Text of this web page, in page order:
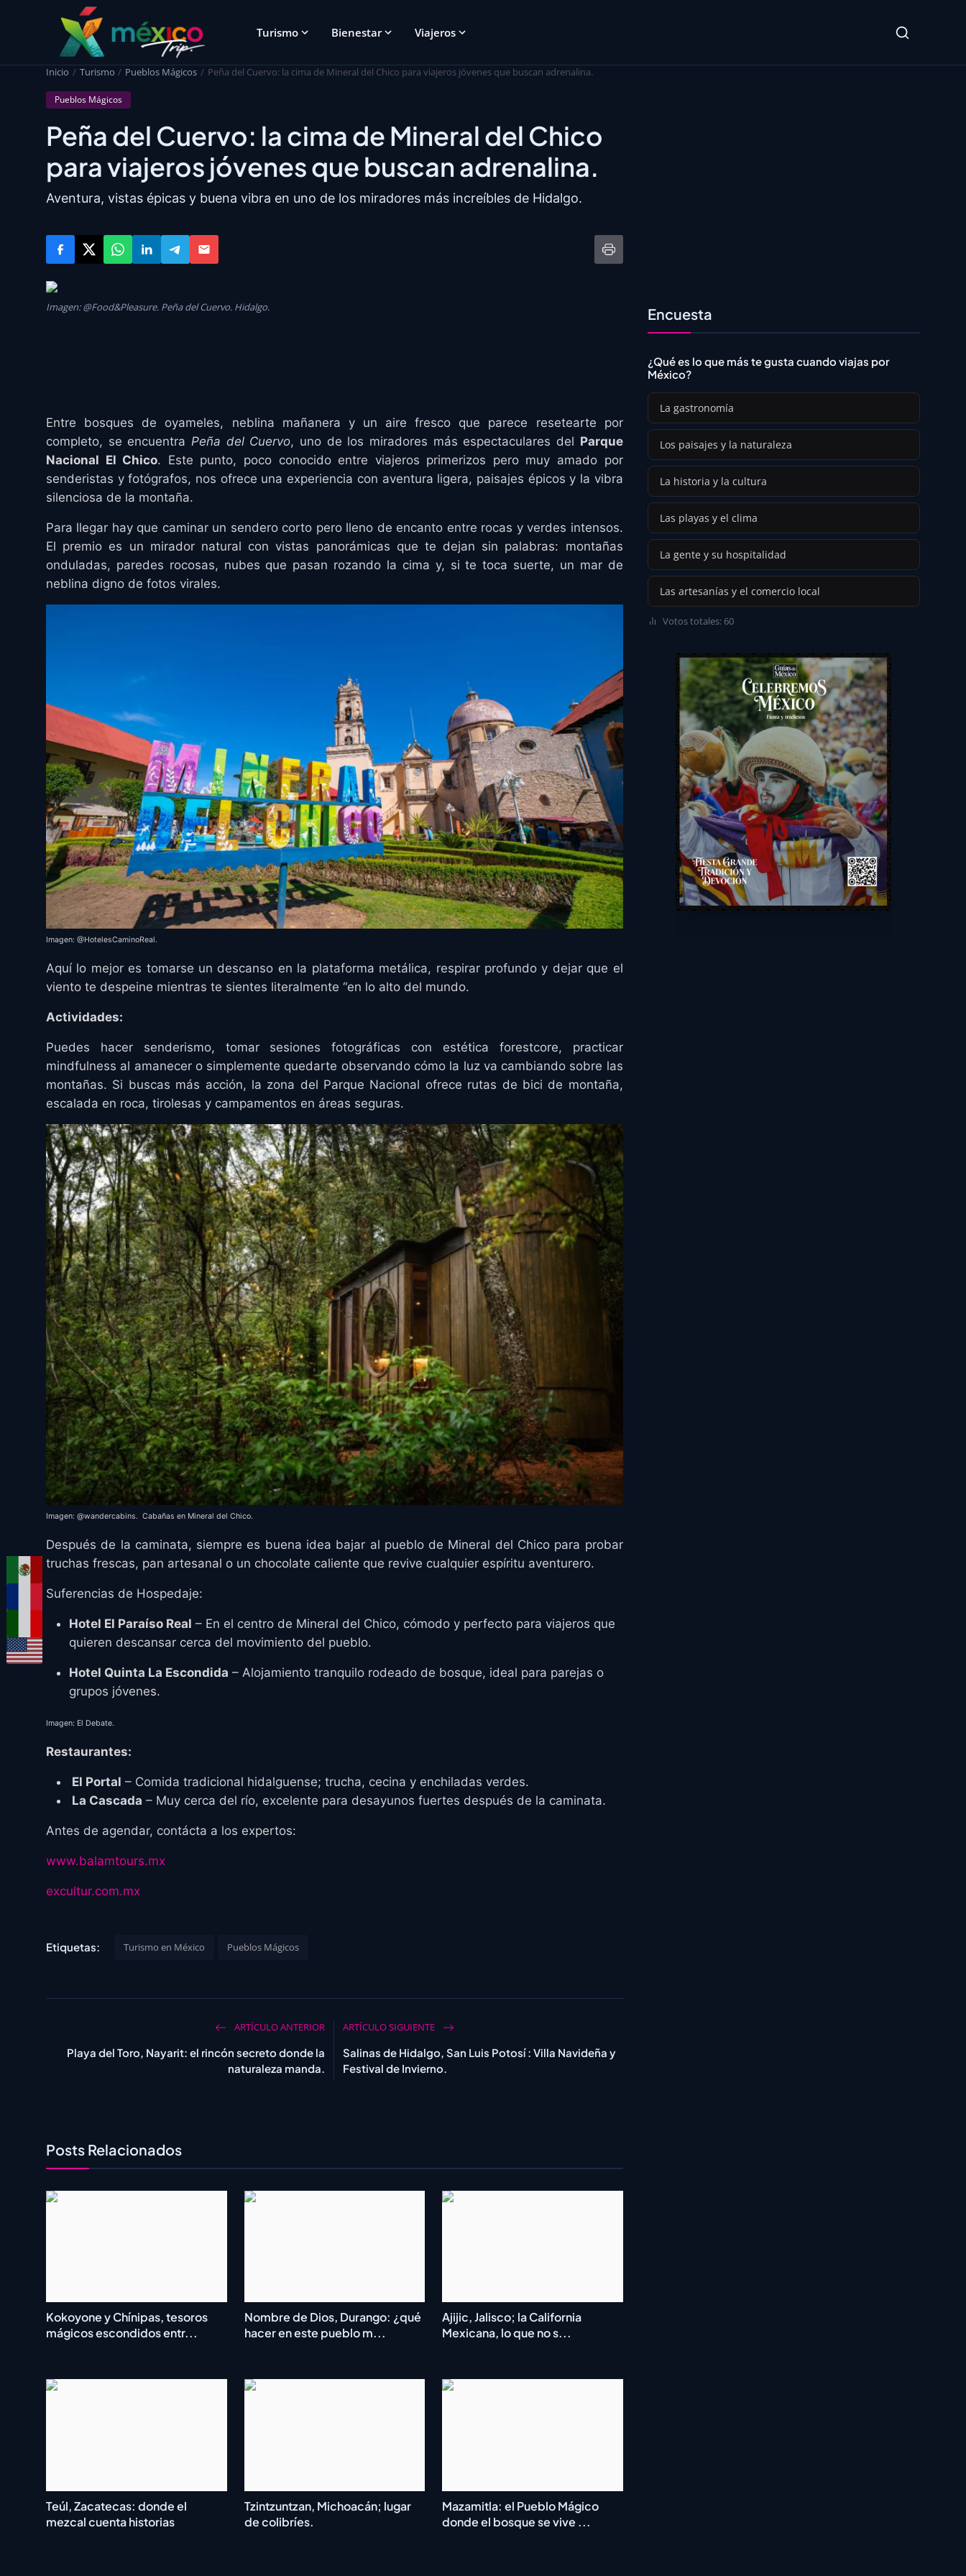
Turismo Bienestar Viajeros
Inicio Turismo Pueblos Mágicos Peña del Cuervo: la cima de Mineral del Chico para viajeros jóvenes que buscan adrenalina.
Pueblos Mágicos
Peña del Cuervo: la cima de Mineral del Chico
para viajeros jóvenes que buscan adrenalina.
Aventura, vistas épicas y buena vibra en uno de los miradores más increíbles de Hidalgo.
Imagen: @Food&Pleasure. Peña del Cuervo. Hidalgo.
Entre bosques de oyameles, neblina mañanera y un aire fresco que parece resetearte por
completo, se encuentra Peña del Cuervo, uno de los miradores más espectaculares del Parque
Nacional El Chico. Este punto, poco conocido entre viajeros primerizos pero muy amado por
senderistas y fotógrafos, nos ofrece una experiencia con aventura ligera, paisajes épicos y la vibra
silenciosa de la montaña.
Para llegar hay que caminar un sendero corto pero lleno de encanto entre rocas y verdes intensos.
El premio es un mirador natural con vistas panorámicas que te dejan sin palabras: montañas
onduladas, paredes rocosas, nubes que pasan rozando la cima y, si te toca suerte, un mar de
neblina digno de fotos virales.
Imagen: @HotelesCaminoReal.
Aquí lo mejor es tomarse un descanso en la plataforma metálica, respirar profundo y dejar que el
viento te despeine mientras te sientes literalmente “en lo alto del mundo.
Actividades:
Puedes hacer senderismo, tomar sesiones fotográficas con estética forestcore, practicar
mindfulness al amanecer o simplemente quedarte observando cómo la luz va cambiando sobre las
montañas. Si buscas más acción, la zona del Parque Nacional ofrece rutas de bici de montaña,
escalada en roca, tirolesas y campamentos en áreas seguras.
Imagen: @wandercabins. Cabañas en Mineral del Chico.
Después de la caminata, siempre es buena idea bajar al pueblo de Mineral del Chico para probar
truchas frescas, pan artesanal o un chocolate caliente que revive cualquier espíritu aventurero.
Suferencias de Hospedaje:
Hotel El Paraíso Real – En el centro de Mineral del Chico, cómodo y perfecto para viajeros que
quieren descansar cerca del movimiento del pueblo.
Hotel Quinta La Escondida – Alojamiento tranquilo rodeado de bosque, ideal para parejas o
grupos jóvenes.
Imagen: El Debate.
Restaurantes:
El Portal – Comida tradicional hidalguense; trucha, cecina y enchiladas verdes.
La Cascada – Muy cerca del río, excelente para desayunos fuertes después de la caminata.
Antes de agendar, contácta a los expertos:
www.balamtours.mx
excultur.com.mx
Etiquetas: Turismo en México Pueblos Mágicos
ARTÍCULO ANTERIOR
Playa del Toro, Nayarit: el rincón secreto donde la
naturaleza manda.
ARTÍCULO SIGUIENTE
Salinas de Hidalgo, San Luis Potosí : Villa Navideña y
Festival de Invierno.
Posts Relacionados
Kokoyone y Chínipas, tesoros
mágicos escondidos entr...
Nombre de Dios, Durango: ¿qué
hacer en este pueblo m...
Ajijic, Jalisco; la California
Mexicana, lo que no s...
Teúl, Zacatecas: donde el
mezcal cuenta historias
Tzintzuntzan, Michoacán; lugar
de colibríes.
Mazamitla: el Pueblo Mágico
donde el bosque se vive ...
Encuesta
¿Qué es lo que más te gusta cuando viajas por
México?
La gastronomía
Los paisajes y la naturaleza
La historia y la cultura
Las playas y el clima
La gente y su hospitalidad
Las artesanías y el comercio local
Votos totales: 60